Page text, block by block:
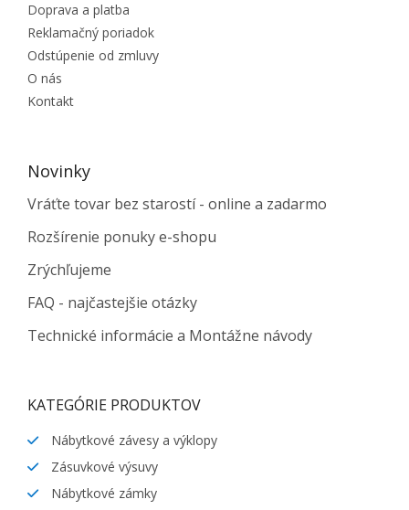
Doprava a platba
Reklamačný poriadok
Odstúpenie od zmluvy
O nás
Kontakt
Novinky
Vráťte tovar bez starostí - online a zadarmo
Rozšírenie ponuky e-shopu
Zrýchľujeme
FAQ - najčastejšie otázky
Technické informácie a Montážne návody
KATEGÓRIE PRODUKTOV
Nábytkové závesy a výklopy
Zásuvkové výsuvy
Nábytkové zámky